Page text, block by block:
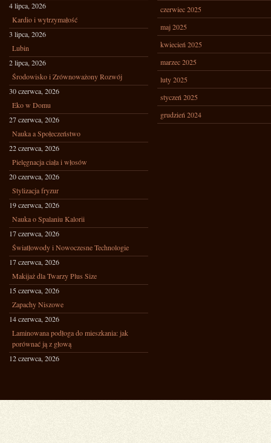
4 lipca, 2026
Kardio i wytrzymałość
3 lipca, 2026
Lubin
2 lipca, 2026
Środowisko i Zrównoważony Rozwój
30 czerwca, 2026
Eko w Domu
27 czerwca, 2026
Nauka a Społeczeństwo
22 czerwca, 2026
Pielęgnacja ciała i włosów
20 czerwca, 2026
Stylizacja fryzur
19 czerwca, 2026
Nauka o Spalaniu Kalorii
17 czerwca, 2026
Światłowody i Nowoczesne Technologie
17 czerwca, 2026
Makijaż dla Twarzy Plus Size
15 czerwca, 2026
Zapachy Niszowe
14 czerwca, 2026
Laminowana podłoga do mieszkania: jak
porównać ją z głową
12 czerwca, 2026
czerwiec 2025
maj 2025
kwiecień 2025
marzec 2025
luty 2025
styczeń 2025
grudzień 2024